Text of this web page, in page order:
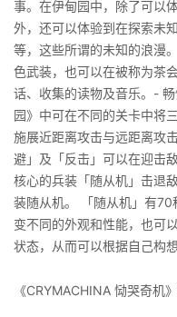
事。在伊甸园中，除了可以
外，还可以体验到在探索未
等，这些所谓的未知的浪漫
色武装，也可以在被称为茶
话、收集的读物及音乐。-
园》中可在不同的关卡中将
施展近距离攻击与远距离攻
避」及「反击」可以在迎击
核心的兵装「随从机」击退
装随从机。 「随从机」有
变不同的外观和性能，也可
状态，从而可以根据自己构
《CRYMACHINA 恸哭奇机